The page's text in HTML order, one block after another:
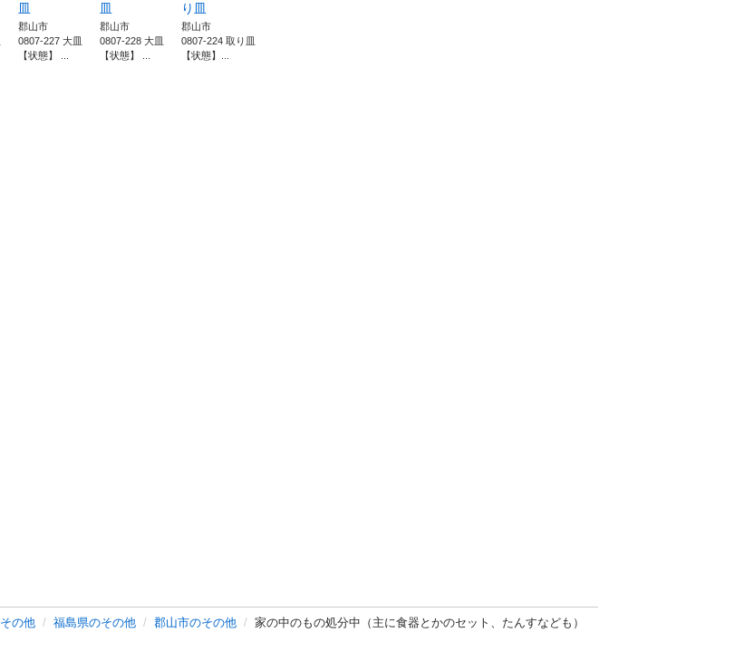
皿
郡山市
0807-227 大皿
【状態】 ...
皿
郡山市
0807-228 大皿
【状態】 ...
り皿
郡山市
0807-224 取り皿
【状態】...
その他 福島県のその他 郡山市のその他 家の中のもの処分中（主に食器とかのセット、たんすなども）